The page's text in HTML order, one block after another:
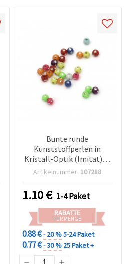
Bunte runde
Kunststoffperlen in
Kristall-Optik (Imitat), 4
mm, Loch 1 mm – 20 g (ca.
funkelnden Schmuck &
kreative DIY-
Bastelprojekte
Artikelnummer: 107288
1.10€ 1-4 Paket
RABATTE
FÜR MENGE
0.88 €- 20 %5-24 Paket
0.77 €- 30 % 25 Paket +